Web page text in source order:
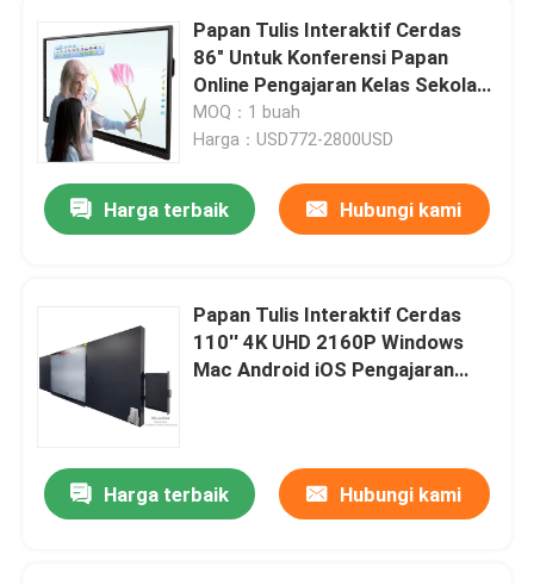
Papan Tulis Interaktif Cerdas
86" Untuk Konferensi Papan
Online Pengajaran Kelas Sekolah
Dengan Windows Mac
MOQ：1 buah
Harga：USD772-2800USD
Harga terbaik Hubungi kami
Papan Tulis Interaktif Cerdas
110'' 4K UHD 2160P Windows
Mac Android iOS Pengajaran
Harga terbaik Hubungi kami